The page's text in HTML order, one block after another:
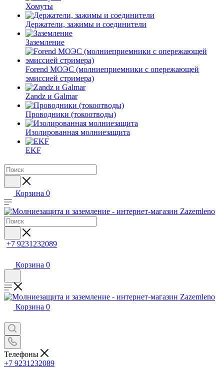
Хомуты
Держатели, зажимы и соединители
Заземление
Forend МОЭС (молниеприемники с опережающей
эмиссией стримера)
Zandz и Galmar
Проводники (токоотводы)
Изолированная молниезащита
EKF
Корзина 0
+7 9231232089
Корзина 0
Корзина 0
Телефоны
+7 9231232089